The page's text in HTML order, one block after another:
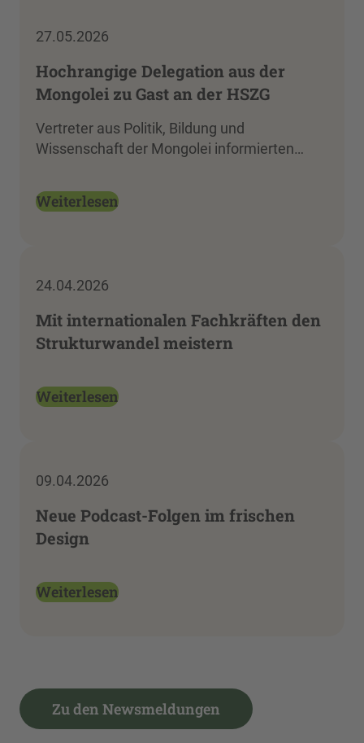
27.05.2026
Hochrangige Delegation aus der
Mongolei zu Gast an der HSZG
Vertreter aus Politik, Bildung und
Wissenschaft der Mongolei informierten…
Weiterlesen
24.04.2026
Mit internationalen Fachkräften den
Strukturwandel meistern
Weiterlesen
09.04.2026
Neue Podcast-Folgen im frischen
Design
Weiterlesen
Zu den Newsmeldungen